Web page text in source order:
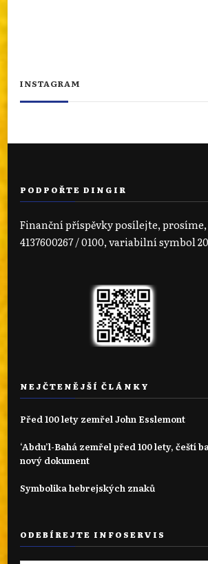
INSTAGRAM
PODPOŘTE DINGIR
Finanční příspěvky posílejte, prosíme,
4137600267 / 0100, variabilní symbol
NEJČTENĚJŠÍ ČLÁNKY
Před 100 lety zemřel John Esslemont
‘Abdu’l-Bahá zemřel před 100 lety, čeští
nový dokument
Symbolika hebrejských znaků
ODEBÍREJTE INFOSERVIS